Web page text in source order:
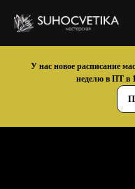
У нас новое расписание
неделю в ПТ в